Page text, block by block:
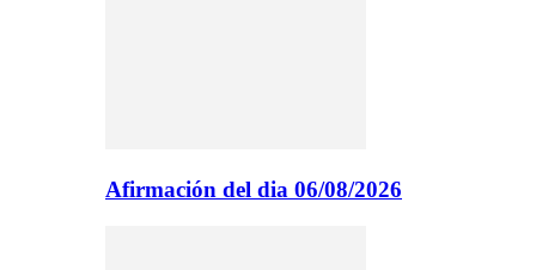
Afirmación del dia 06/08/2026